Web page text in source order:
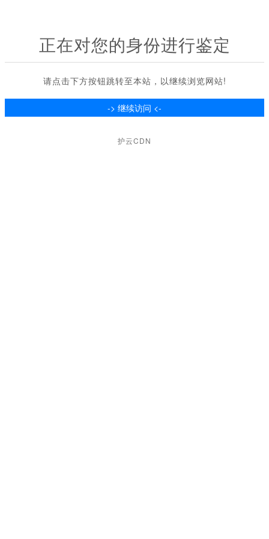
正在对您的身份进行鉴定
请点击下方按钮跳转至本站，以继续浏览网站!
护云CDN